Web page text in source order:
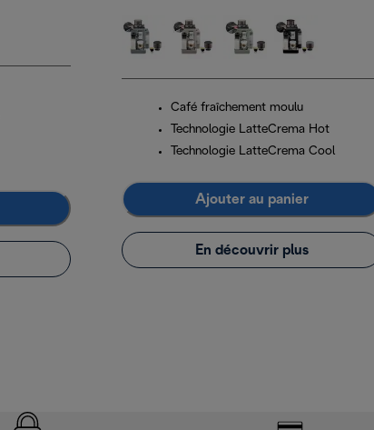
Café fraîchement moulu
Technologie LatteCrema Hot
Technologie LatteCrema Cool
Ajouter au panier
En découvrir plus